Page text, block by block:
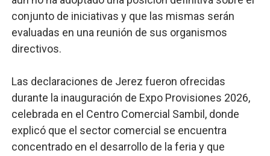
conjunto de iniciativas y que las mismas serán
evaluadas en una reunión de sus organismos
directivos.
Las declaraciones de Jerez fueron ofrecidas
durante la inauguración de Expo Provisiones 2026,
celebrada en el Centro Comercial Sambil, donde
explicó que el sector comercial se encuentra
concentrado en el desarrollo de la feria y que